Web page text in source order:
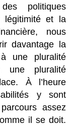
politiques
légitimité et la
nous
davantage la
une pluralité
une pluralité
À l’heure
y sont
assez
il se doit.